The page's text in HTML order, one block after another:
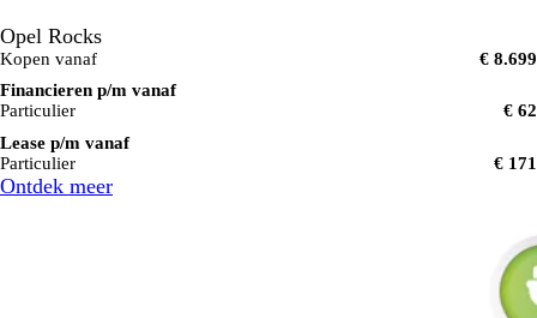
Opel Rocks
Kopen vanaf
€ 8.699
Financieren p/m vanaf
Particulier
€ 62
Lease p/m vanaf
Particulier
€ 171
Ontdek meer